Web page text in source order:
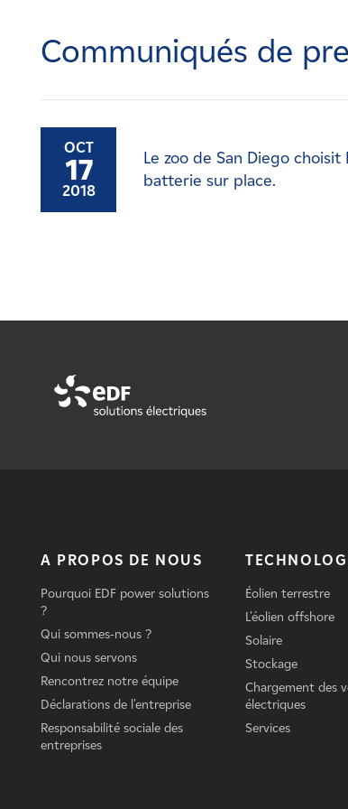
Nouvelles
Communiqués de
OCT
17
2018
Le zoo de San Diego
batterie sur place.
A PROPOS DE NOUS
Pourquoi EDF power solutions
?
Qui sommes-nous ?
Qui nous servons
Rencontrez notre équipe
Déclarations de l'entreprise
Responsabilité sociale des
entreprises
Éolien terrestre
L'éolien offshore
Solaire
Stockage
Chargement des
électriques
Services